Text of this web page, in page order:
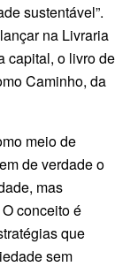
sustentável”.
na Livraria
capital, o livro de
Caminho, da
meio de
de verdade o
mas
conceito é
que
sem